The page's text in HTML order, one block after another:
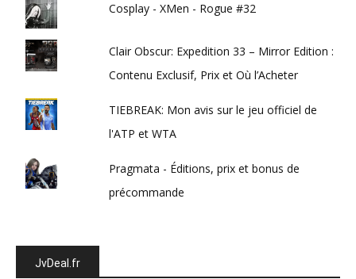
Cosplay - XMen - Rogue #32
Clair Obscur: Expedition 33 – Mirror Edition :
Contenu Exclusif, Prix et Où l’Acheter
TIEBREAK: Mon avis sur le jeu officiel de
l'ATP et WTA
Pragmata - Éditions, prix et bonus de
précommande
JvDeal.fr